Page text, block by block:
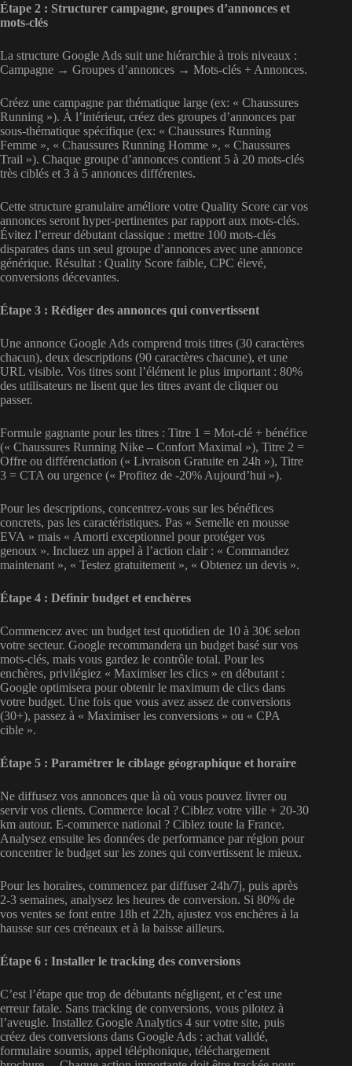
Étape 2 : Structurer campagne, groupes d’annonces et
mots-clés
La structure Google Ads suit une hiérarchie à trois niveaux :
Campagne → Groupes d’annonces → Mots-clés + Annonces.
Créez une campagne par thématique large (ex: « Chaussures
Running »). À l’intérieur, créez des groupes d’annonces par
sous-thématique spécifique (ex: « Chaussures Running
Femme », « Chaussures Running Homme », « Chaussures
Trail »). Chaque groupe d’annonces contient 5 à 20 mots-clés
très ciblés et 3 à 5 annonces différentes.
Cette structure granulaire améliore votre Quality Score car vos
annonces seront hyper-pertinentes par rapport aux mots-clés.
Évitez l’erreur débutant classique : mettre 100 mots-clés
disparates dans un seul groupe d’annonces avec une annonce
générique. Résultat : Quality Score faible, CPC élevé,
conversions décevantes.
Étape 3 : Rédiger des annonces qui convertissent
Une annonce Google Ads comprend trois titres (30 caractères
chacun), deux descriptions (90 caractères chacune), et une
URL visible. Vos titres sont l’élément le plus important : 80%
des utilisateurs ne lisent que les titres avant de cliquer ou
passer.
Formule gagnante pour les titres : Titre 1 = Mot-clé + bénéfice
(« Chaussures Running Nike – Confort Maximal »), Titre 2 =
Offre ou différenciation (« Livraison Gratuite en 24h »), Titre
3 = CTA ou urgence (« Profitez de -20% Aujourd’hui »).
Pour les descriptions, concentrez-vous sur les bénéfices
concrets, pas les caractéristiques. Pas « Semelle en mousse
EVA » mais « Amorti exceptionnel pour protéger vos
genoux ». Incluez un appel à l’action clair : « Commandez
maintenant », « Testez gratuitement », « Obtenez un devis ».
Étape 4 : Définir budget et enchères
Commencez avec un budget test quotidien de 10 à 30€ selon
votre secteur. Google recommandera un budget basé sur vos
mots-clés, mais vous gardez le contrôle total. Pour les
enchères, privilégiez « Maximiser les clics » en débutant :
Google optimisera pour obtenir le maximum de clics dans
votre budget. Une fois que vous avez assez de conversions
(30+), passez à « Maximiser les conversions » ou « CPA
cible ».
Étape 5 : Paramétrer le ciblage géographique et horaire
Ne diffusez vos annonces que là où vous pouvez livrer ou
servir vos clients. Commerce local ? Ciblez votre ville + 20-30
km autour. E-commerce national ? Ciblez toute la France.
Analysez ensuite les données de performance par région pour
concentrer le budget sur les zones qui convertissent le mieux.
Pour les horaires, commencez par diffuser 24h/7j, puis après
2-3 semaines, analysez les heures de conversion. Si 80% de
vos ventes se font entre 18h et 22h, ajustez vos enchères à la
hausse sur ces créneaux et à la baisse ailleurs.
Étape 6 : Installer le tracking des conversions
C’est l’étape que trop de débutants négligent, et c’est une
erreur fatale. Sans tracking de conversions, vous pilotez à
l’aveugle. Installez Google Analytics 4 sur votre site, puis
créez des conversions dans Google Ads : achat validé,
formulaire soumis, appel téléphonique, téléchargement